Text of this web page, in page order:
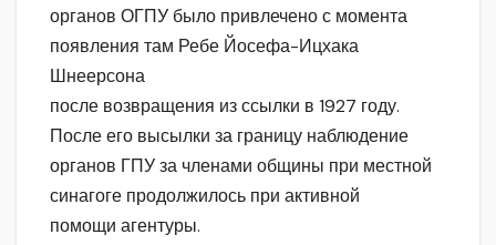
органов ОГПУ было привлечено с момента
появления там Ребе Йосефа-Ицхака
Шнеерсона
после возвращения из ссылки в 1927 году.
После его высылки за границу наблюдение
органов ГПУ за членами общины при местной
синагоге продолжилось при активной
помощи агентуры.